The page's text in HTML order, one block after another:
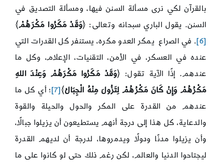
بالقرآن لكي نرى مسألة السنن فيها، ومسألة التصديق في
السنن. يقول الباري سبحانه وتعالى: ﴿وَقَدْ مَكَرُوا مَكْرَهُمْ﴾
[6]
. في الصراع يمكر العدو مكره، يستنفر كل القدرات التي
عنده في العسكر، في الأمن، التقنيات، الإعلام، وكل ما
عندهم. إذًا الآية تقول: ﴿وَقَدْ مَكَرُوا مَكْرَهُمْ وَعِنْدَ اللهِ
مَكْرُهُمْ وَإِنْ كَانَ مَكْرُهُمْ لِتَزُولَ مِنْهُ الْجِبَالُ﴾ [7]
؛ أي كل ما
عندهم من القدرة على المكر والحول والحيلة والقوة
والدعاية، كل هذا إلى درجة أنهم يستطيعون أن يزيلوا جبالًا،
وأن يزيلوا مدنًا ودولًا ويدمروها، لدرجة أن لديهم القدرة
ليجتاحوا الدنيا والعالم، لكن رغم ذلك حتى لو كانوا على ما